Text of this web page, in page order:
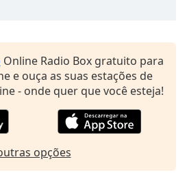
Online Radio Box gratuito para
e ouça as suas estações de
- onde quer que você esteja!
opções